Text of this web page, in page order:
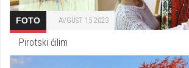
FOTO AVGUST 15 2023
Pirotski ćilim